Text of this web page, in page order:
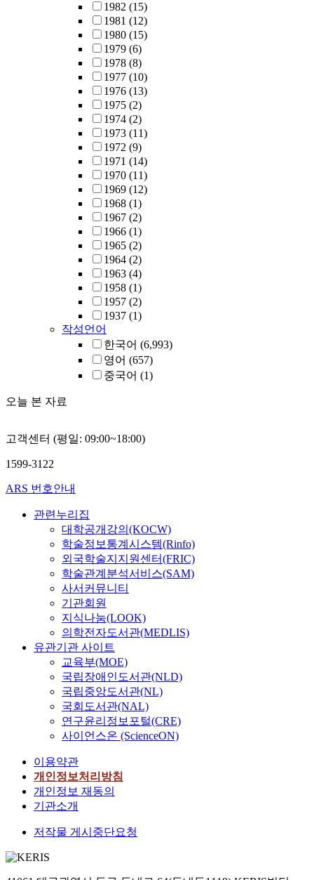
1982 (15)
1981 (12)
1980 (15)
1979 (6)
1978 (8)
1977 (10)
1976 (13)
1975 (2)
1974 (2)
1973 (11)
1972 (9)
1971 (14)
1970 (11)
1969 (12)
1968 (1)
1967 (2)
1966 (1)
1965 (2)
1964 (2)
1963 (4)
1958 (1)
1957 (2)
1937 (1)
작성언어
한국어 (6,993)
영어 (657)
중국어 (1)
오늘 본 자료
고객센터 (평일: 09:00~18:00)
1599-3122
ARS 번호안내
관련누리집
대학공개강의(KOCW)
학술정보통계시스템(Rinfo)
외국학술지지원센터(FRIC)
학술관계분석서비스(SAM)
사서커뮤니티
기관회원
지식나눔(LOOK)
의학전자도서관(MEDLIS)
유관기관 사이트
교육부(MOE)
국립장애인도서관(NLD)
국립중앙도서관(NL)
국회도서관(NAL)
연구윤리정보포털(CRE)
사이언스온 (ScienceON)
이용약관
개인정보처리방침
개인정보 재동의
기관소개
저작물 게시중단요청